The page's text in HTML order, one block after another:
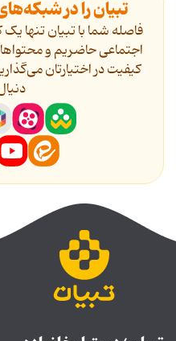
تبیان را در
فاصله شما با تبیان تنها
اجتماعی حاضریم و
کیفیت در اختیارتان